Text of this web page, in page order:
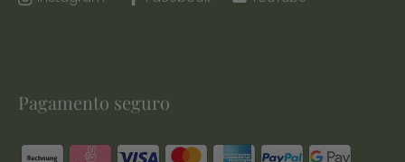
Pagamento seguro